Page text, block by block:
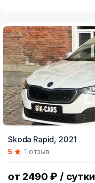
of
Skoda Rapid, 2021
5 1 отзыв
от 2490 ₽ / сутки